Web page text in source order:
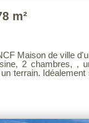
m²
Maison de ville
2 chambres, , une
terrain.